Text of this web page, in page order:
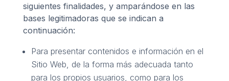
siguientes finalidades, y amparándose en las
bases legitimadoras que se indican a
continuación:
Para presentar contenidos e información en el
Sitio Web, de la forma más adecuada tanto
para los propios usuarios, como para los